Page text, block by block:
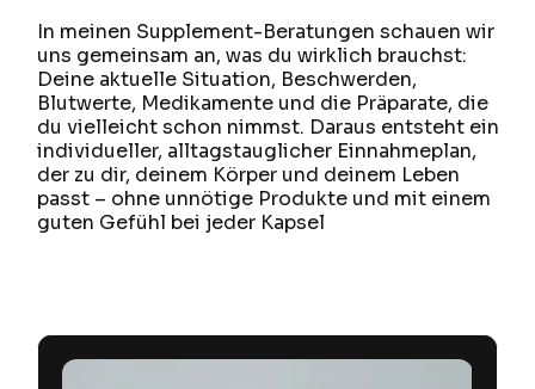
In meinen Supplement-Beratungen schauen wir
uns gemeinsam an, was du wirklich brauchst:
Deine aktuelle Situation, Beschwerden,
Blutwerte, Medikamente und die Präparate, die
du vielleicht schon nimmst. Daraus entsteht ein
individueller, alltagstauglicher Einnahmeplan,
der zu dir, deinem Körper und deinem Leben
passt – ohne unnötige Produkte und mit einem
guten Gefühl bei jeder Kapsel